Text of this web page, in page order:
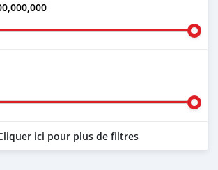
ici pour plus de filtres